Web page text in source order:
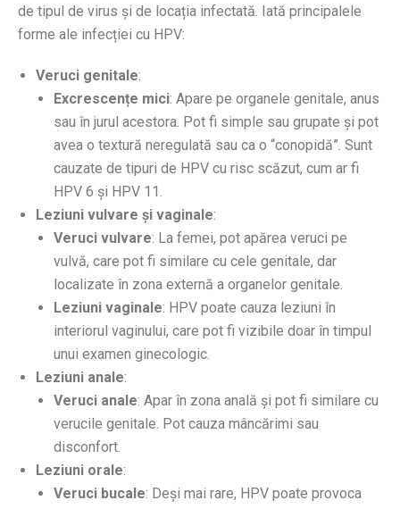
de tipul de virus și de locația infectată. Iată principalele
forme ale infecției cu HPV:
Veruci genitale:
Excrescențe mici: Apare pe organele genitale, anus
sau în jurul acestora. Pot fi simple sau grupate și pot
avea o textură neregulată sau ca o “conopidă”. Sunt
cauzate de tipuri de HPV cu risc scăzut, cum ar fi
HPV 6 și HPV 11.
Leziuni vulvare și vaginale:
Veruci vulvare: La femei, pot apărea veruci pe
vulvă, care pot fi similare cu cele genitale, dar
localizate în zona externă a organelor genitale.
Leziuni vaginale: HPV poate cauza leziuni în
interiorul vaginului, care pot fi vizibile doar în timpul
unui examen ginecologic.
Leziuni anale:
Veruci anale: Apar în zona anală și pot fi similare cu
verucile genitale. Pot cauza mâncărimi sau
disconfort.
Leziuni orale:
Veruci bucale: Deși mai rare, HPV poate provoca